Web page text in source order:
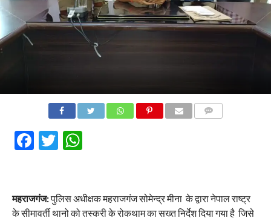
Facebook
Twitter
WhatsApp
महराजगंज:पुलिस अधीक्षक महराजगंज सोमेन्द्र मीना के द्वारा नेपाल राष्ट्र
के सीमावर्ती थानो को तस्करी के रोकथाम का सख्त निर्देश दिया गया है जिसे